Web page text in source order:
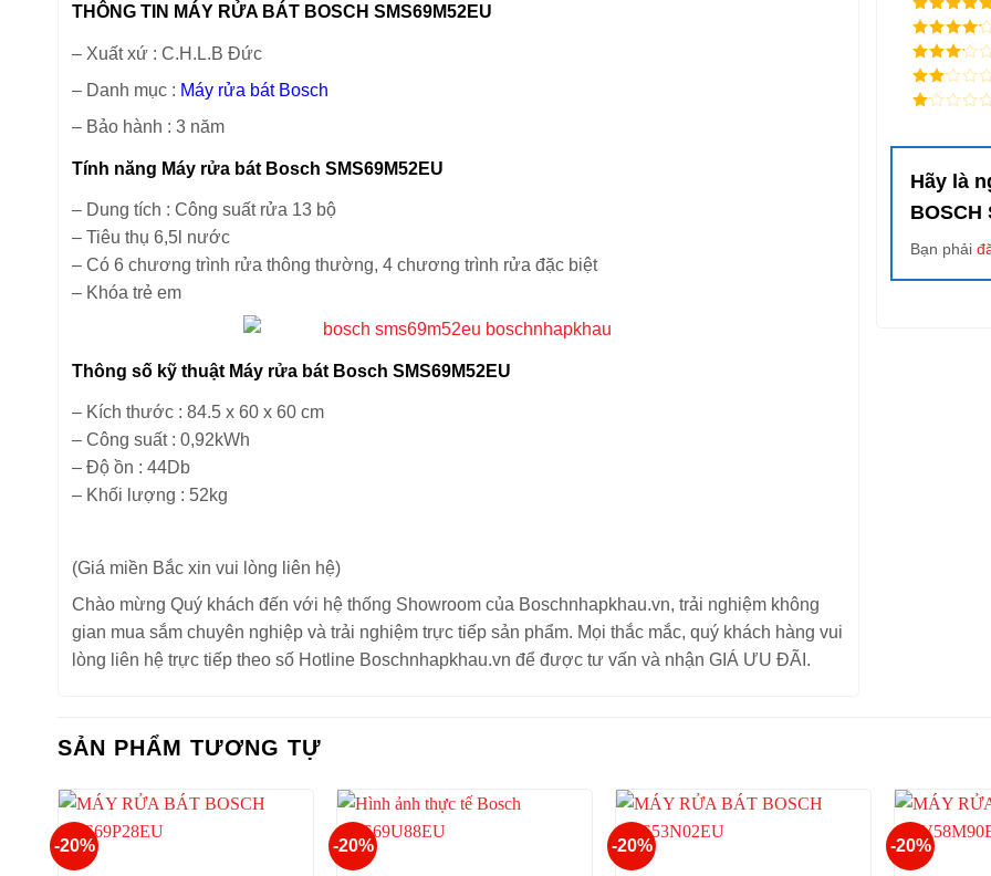
THÔNG TIN MÁY RỬA BÁT BOSCH SMS69M52EU
– Xuất xứ : C.H.L.B Đức
– Danh mục : Máy rửa bát Bosch
– Bảo hành : 3 năm
Tính năng Máy rửa bát Bosch SMS69M52EU
– Dung tích : Công suất rửa 13 bộ
– Tiêu thụ 6,5l nước
– Có 6 chương trình rửa thông thường, 4 chương trình rửa đặc biệt
– Khóa trẻ em
Thông số kỹ thuật Máy rửa bát Bosch SMS69M52EU
– Kích thước : 84.5 x 60 x 60 cm
– Công suất : 0,92kWh
– Độ ồn : 44Db
– Khối lượng : 52kg
(Giá miền Bắc xin vui lòng liên hệ)
Chào mừng Quý khách đến với hệ thống Showroom của Boschnhapkhau.vn, trải nghiệm không
gian mua sắm chuyên nghiệp và trải nghiệm trực tiếp sản phẩm. Mọi thắc mắc, quý khách hàng vui
lòng liên hệ trực tiếp theo số Hotline Boschnhapkhau.vn để được tư vấn và nhận GIÁ ƯU ĐÃI.
5/ 5 điểm
4/ 5
điểm
3/ 5
điểm
2/
5
Hãy là
BOSCH
Bạn phải
SẢN PHẨM TƯƠNG TỰ
-20% -20% -20% -20%